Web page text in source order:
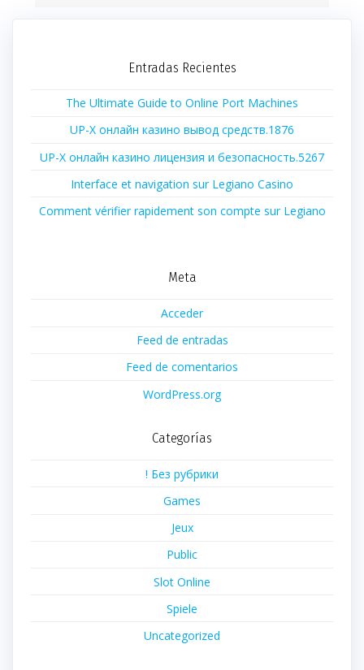
Entradas Recientes
The Ultimate Guide to Online Port Machines
UP-X онлайн казино вывод средств.1876
UP-X онлайн казино лицензия и безопасность.5267
Interface et navigation sur Legiano Casino
Comment vérifier rapidement son compte sur Legiano
Meta
Acceder
Feed de entradas
Feed de comentarios
WordPress.org
Categorías
! Без рубрики
Games
Jeux
Public
Slot Online
Spiele
Uncategorized